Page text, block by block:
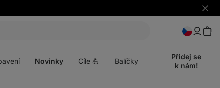
Skrýt
Novinky Cíle 💪 Balíčky
Přidej se
k nám!